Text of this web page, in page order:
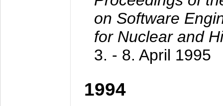
on Software
for Nuclear and
3. - 8. April 1995
1994